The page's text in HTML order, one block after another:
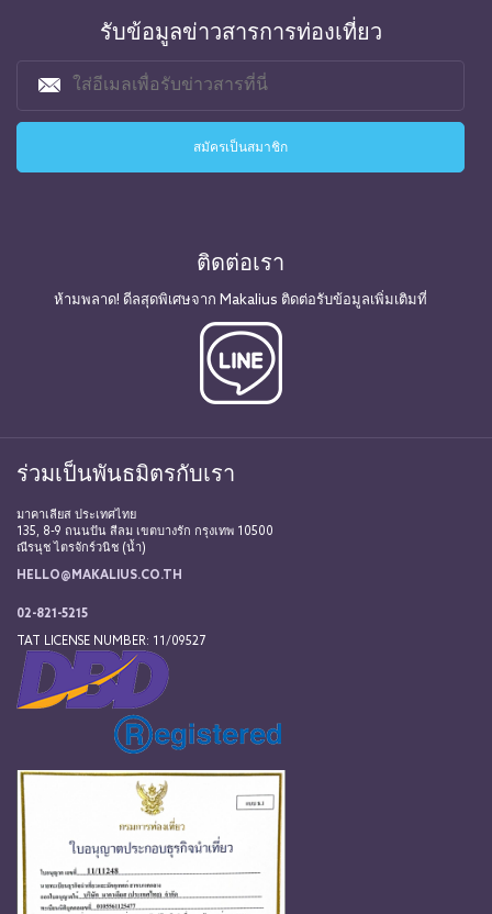
รับข้อมูลข่าวสารการท่องเที่ยว
ติดต่อเรา
ห้ามพลาด! ดีลสุดพิเศษจาก Makalius ติดต่อรับข้อมูลเพิ่มเติมที่
ร่วมเป็นพันธมิตรกับเรา
มาคาเลียส ประเทศไทย
135, 8-9 ถนนปัน สีลม เขตบางรัก กรุงเทพ 10500
ณีรนุช ไตรจักร์วนิช (น้ำ)
HELLO@MAKALIUS.CO.TH
02-821-5215
TAT LICENSE NUMBER: 11/09527